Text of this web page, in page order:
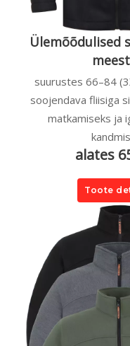
Ülemõõdulised
suurustes 66–84
soojendava fliisiga
matkamiseks ja
alates
Toote